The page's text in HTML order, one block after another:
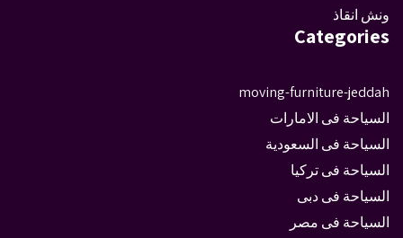
ونش انقاذ
Categories
moving-furniture-jeddah
السياحة فى الامارات
السياحة فى السعودية
السياحة فى تركيا
السياحة فى دبى
السياحة فى مصر